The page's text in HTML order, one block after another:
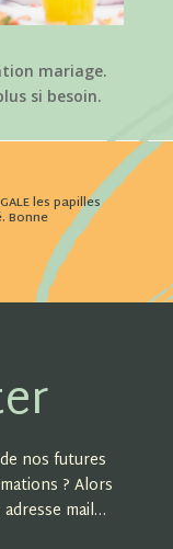
mariage.
si besoin.
les papilles
Bonne
nos futures
? Alors
mail…